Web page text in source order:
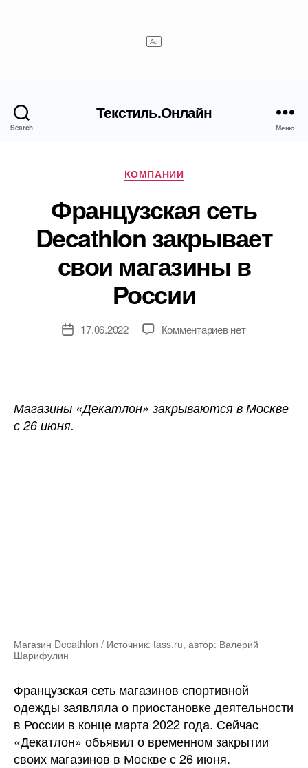
Search
Текстиль.Онлайн
Меню
Рубрики
КОМПАНИИ
Французская сеть
Decathlon закрывает
свои магазины в
России
Дата17.06.2022 Комментариевк
закрывает
нет
Магазины «Декатлон» закрываются в Москве
с 26 июня.
Магазин Decathlon / Источник: tass.ru, автор: Валерий
Шарифулин
Французская сеть магазинов спортивной
одежды заявляла о приостановке деятельности
в России в конце марта 2022 года. Сейчас
«Декатлон» объявил о временном закрытии
своих магазинов в Москве с 26 июня.